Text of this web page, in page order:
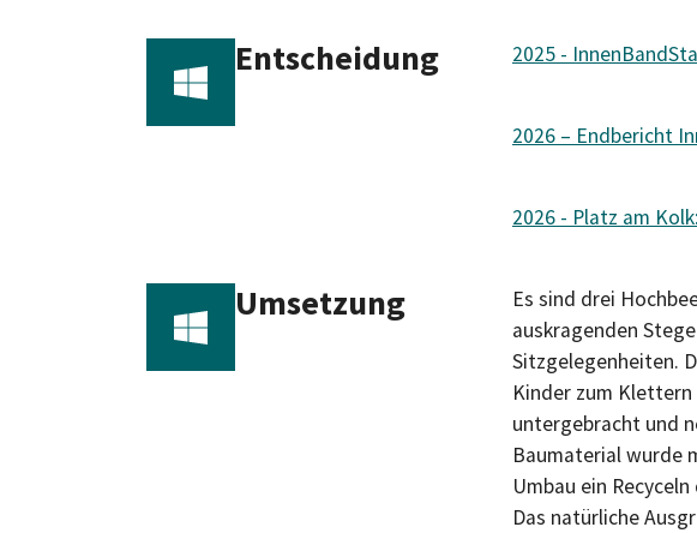
Entscheidung 2025 -
2026 – Endbericht
2026 - Platz am
Umsetzung
Es sind drei
auskragenden
Sitzgelegenheiten.
Kinder zum
untergebracht und
Baumaterial wurde
Umbau ein
Das natürliche